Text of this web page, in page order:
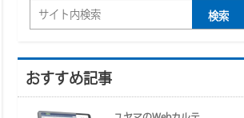
おすすめ記事